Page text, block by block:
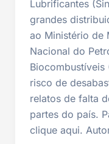
Lubrificantes
grandes
ao Ministério de
Nacional do
Biocombustíveis
risco de
relatos de falta
partes do país.
clique aqui.